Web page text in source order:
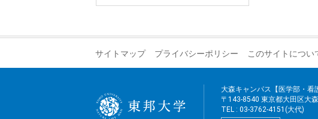
サイトマップ プライバシーポリシー このサイトについ
大森キャンパス【医学部・看
〒143-8540 東京都大田区大
TEL : 03-3762-4151(大代)